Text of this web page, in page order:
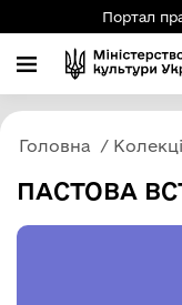
Портал
Головна
ПАСТОВА